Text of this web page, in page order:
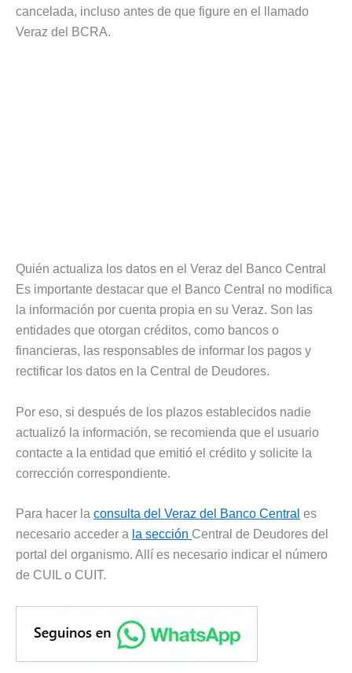
cancelada, incluso antes de que figure en el llamado
Veraz del BCRA.
Quién actualiza los datos en el Veraz del Banco Central
Es importante destacar que el Banco Central no modifica
la información por cuenta propia en su Veraz. Son las
entidades que otorgan créditos, como bancos o
financieras, las responsables de informar los pagos y
rectificar los datos en la Central de Deudores.
Por eso, si después de los plazos establecidos nadie
actualizó la información, se recomienda que el usuario
contacte a la entidad que emitió el crédito y solicite la
corrección correspondiente.
Para hacer la consulta del Veraz del Banco Central es
necesario acceder a la sección Central de Deudores del
portal del organismo. Allí es necesario indicar el número
de CUIL o CUIT.